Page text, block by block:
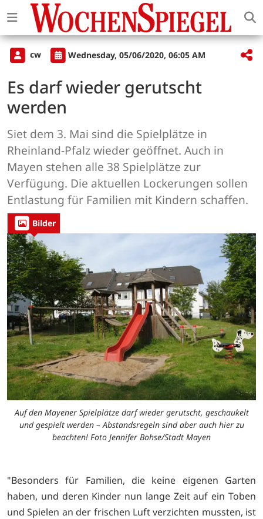
cw Wednesday, 05/06/2020, 06:05 AM
Es darf wieder gerutscht
werden
Siet dem 3. Mai sind die Spielplätze in
Rheinland-Pfalz wieder geöffnet. Auch in
Mayen stehen alle 38 Spielplätze zur
Verfügung. Die aktuellen Lockerungen sollen
Entlastung für Familien mit Kindern schaffen.
Bilder
Auf den Mayener Spielplätze darf wieder gerutscht, geschaukelt
und gespielt werden – Abstandsregeln sind aber auch hier zu
beachten! Foto Jennifer Bohse/Stadt Mayen
"Besonders für Familien, die keine eigenen Garten
haben, und deren Kinder nun lange Zeit auf ein Toben
und Spielen an der frischen Luft verzichten mussten, ist